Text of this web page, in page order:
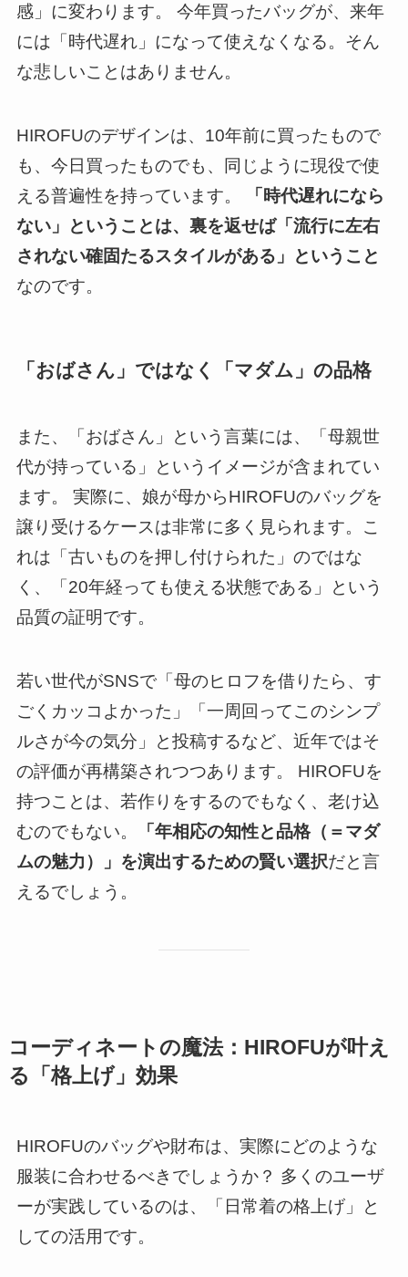
感」に変わります。 今年買ったバッグが、来年
には「時代遅れ」になって使えなくなる。そん
な悲しいことはありません。
HIROFUのデザインは、10年前に買ったもので
も、今日買ったものでも、同じように現役で使
える普遍性を持っています。
「時代遅れになら
ない」ということは、裏を返せば「流行に左右
されない確固たるスタイルがある」ということ
なのです。
「おばさん」ではなく「マダム」の品格
また、「おばさん」という言葉には、「母親世
代が持っている」というイメージが含まれてい
ます。 実際に、娘が母からHIROFUのバッグを
譲り受けるケースは非常に多く見られます。こ
れは「古いものを押し付けられた」のではな
く、「20年経っても使える状態である」という
品質の証明です。
若い世代がSNSで「母のヒロフを借りたら、す
ごくカッコよかった」「一周回ってこのシンプ
ルさが今の気分」と投稿するなど、近年ではそ
の評価が再構築されつつあります。 HIROFUを
持つことは、若作りをするのでもなく、老け込
むのでもない。
「年相応の知性と品格（＝マダ
ムの魅力）」を演出するための賢い選択だと言
えるでしょう。
コーディネートの魔法：HIROFUが叶え
る「格上げ」効果
HIROFUのバッグや財布は、実際にどのような
服装に合わせるべきでしょうか？ 多くのユーザ
ーが実践しているのは、「日常着の格上げ」と
しての活用です。